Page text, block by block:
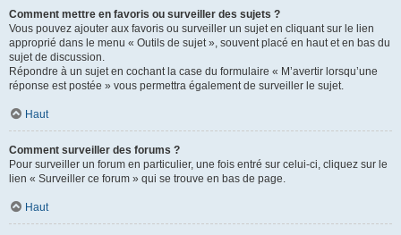
Comment mettre en favoris ou surveiller des sujets ?
Vous pouvez ajouter aux favoris ou surveiller un sujet en cliquant sur le lien
approprié dans le menu « Outils de sujet », souvent placé en haut et en bas du
sujet de discussion.
Répondre à un sujet en cochant la case du formulaire « M’avertir lorsqu’une
réponse est postée » vous permettra également de surveiller le sujet.
Haut
Comment surveiller des forums ?
Pour surveiller un forum en particulier, une fois entré sur celui-ci, cliquez sur le
lien « Surveiller ce forum » qui se trouve en bas de page.
Haut